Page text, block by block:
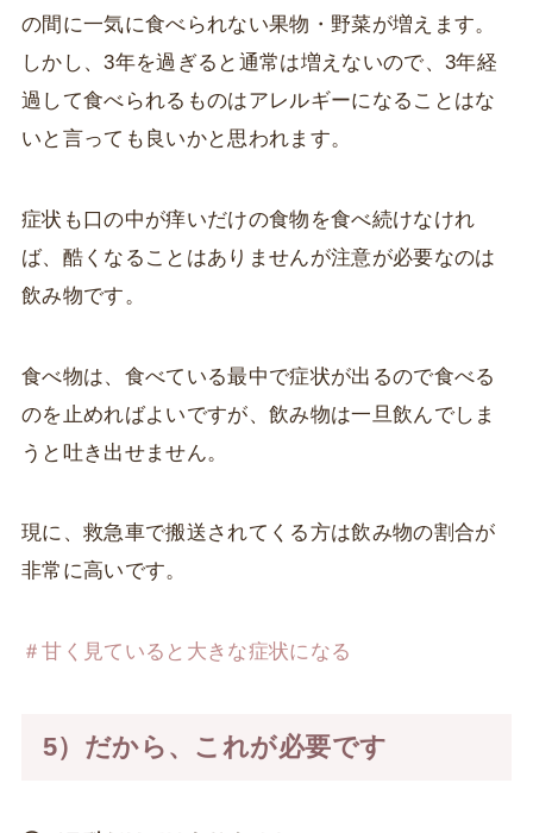
の間に一気に食べられない果物・野菜が増えます。
しかし、3年を過ぎると通常は増えないので、3年経
過して食べられるものはアレルギーになることはな
いと言っても良いかと思われます。
症状も口の中が痒いだけの食物を食べ続けなけれ
ば、酷くなることはありませんが注意が必要なのは
飲み物です。
食べ物は、食べている最中で症状が出るので食べる
のを止めればよいですが、飲み物は一旦飲んでしま
うと吐き出せません。
現に、救急車で搬送されてくる方は飲み物の割合が
非常に高いです。
＃甘く見ていると大きな症状になる
5）だから、これが必要です